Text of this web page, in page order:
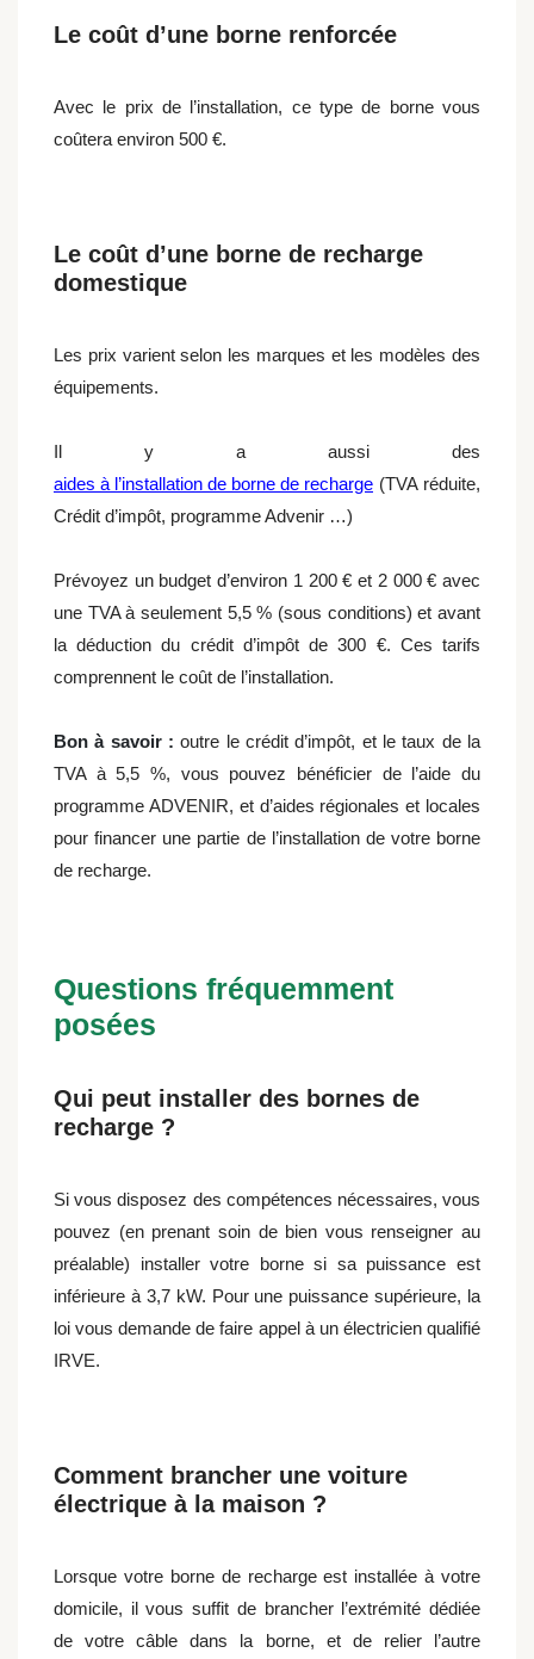
Le coût d’une borne renforcée
Avec le prix de l’installation, ce type de borne vous
coûtera environ 500 €.
Le coût d’une borne de recharge
domestique
Les prix varient selon les marques et les modèles des
équipements.
Il y a aussi des
aides à l’installation de borne de recharge (TVA réduite,
Crédit d’impôt, programme Advenir …)
Prévoyez un budget d’environ 1 200 € et 2 000 € avec
une TVA à seulement 5,5 % (sous conditions) et avant
la déduction du crédit d’impôt de 300 €. Ces tarifs
comprennent le coût de l’installation.
Bon à savoir : outre le crédit d’impôt, et le taux de la
TVA à 5,5 %, vous pouvez bénéficier de l’aide du
programme ADVENIR, et d’aides régionales et locales
pour financer une partie de l’installation de votre borne
de recharge.
Questions fréquemment
posées
Qui peut installer des bornes de
recharge ?
Si vous disposez des compétences nécessaires, vous
pouvez (en prenant soin de bien vous renseigner au
préalable) installer votre borne si sa puissance est
inférieure à 3,7 kW. Pour une puissance supérieure, la
loi vous demande de faire appel à un électricien qualifié
IRVE.
Comment brancher une voiture
électrique à la maison ?
Lorsque votre borne de recharge est installée à votre
domicile, il vous suffit de brancher l’extrémité dédiée
de votre câble dans la borne, et de relier l’autre